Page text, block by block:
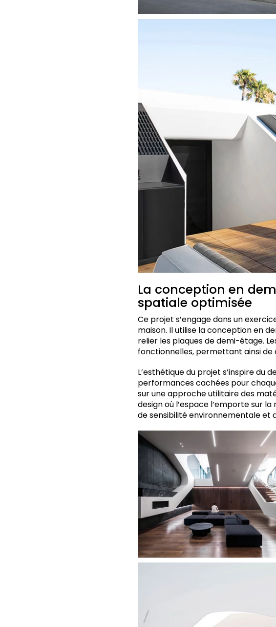
La conception en
spatiale optimisée
Ce projet s’engage dans un
maison. Il utilise la conception en
relier les plaques de demi-étage.
fonctionnelles, permettant ainsi de
L’esthétique du projet s’inspire du
performances cachées pour
sur une approche utilitaire des
design où l’espace l’emporte sur
de sensibilité environnementale et